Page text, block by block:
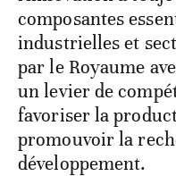
composantes
industrielles et
par le Royaume
un levier de
favoriser la
promouvoir la
développement.